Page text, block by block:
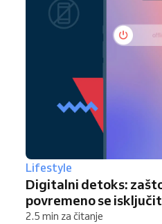
Lifestyle
Digitalni detoks:
povremeno se
2.5 min za čitanje